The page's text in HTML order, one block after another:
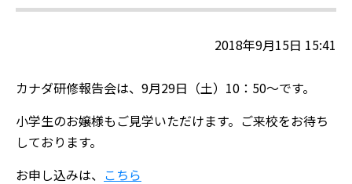
2018年9月15日 15:41
カナダ研修報告会は、9月29日（土）10：50～です。
小学生のお嬢様もご見学いただけます。ご来校をお待ち
しております。
お申し込みは、 こちら